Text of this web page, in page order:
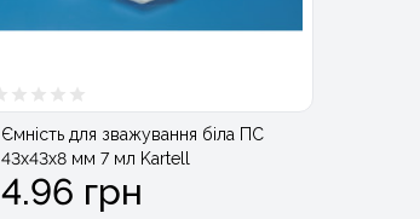
Ємність для зважування біла ПС
43х43х8 мм 7 мл Kartell
4.96 грн